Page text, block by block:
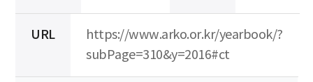
URL
https://www.arko.or.kr/yearbook/?
subPage=310&y=2016#ct